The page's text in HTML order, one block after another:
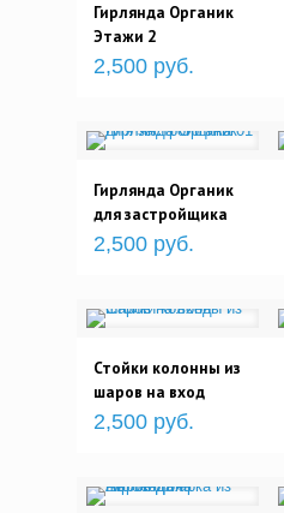
Гирлянда Органик
Этажи 2
2,500 руб.
Гирлянда Органик
для застройщика
2,500 руб.
Стойки колонны из
шаров на вход
2,500 руб.